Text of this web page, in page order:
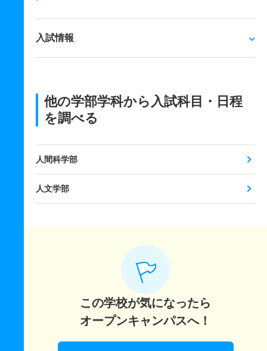
入試情報
他の学部学科から入試科目・日程
を調べる
人間科学部
人文学部
この学校が気になったら
オープンキャンパスへ！